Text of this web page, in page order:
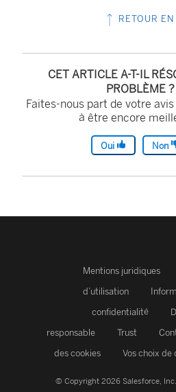
RETOUR
CET ARTICLE A-T-IL
PROBLÈME ?
Faites-nous part de votre
à être encore
Oui Non
Mentions juridiques
d’utilisation
confidentialité
responsable
Trust
des cookies
Vos choix
© Copyright 2026 Salesforce, Inc.